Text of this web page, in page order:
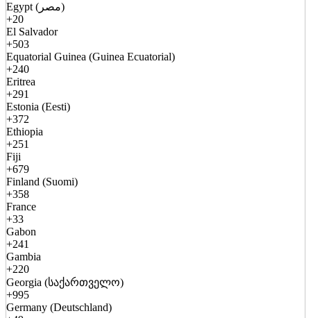
Egypt (مصر)
+20
El Salvador
+503
Equatorial Guinea (Guinea Ecuatorial)
+240
Eritrea
+291
Estonia (Eesti)
+372
Ethiopia
+251
Fiji
+679
Finland (Suomi)
+358
France
+33
Gabon
+241
Gambia
+220
Georgia (საქართველო)
+995
Germany (Deutschland)